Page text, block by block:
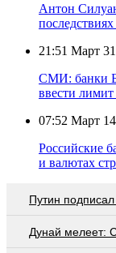
Антон
21:51 Март
СМИ: банки
ввести
07:52 Март
Российские
и валютах
Путин
Дунай мелеет: